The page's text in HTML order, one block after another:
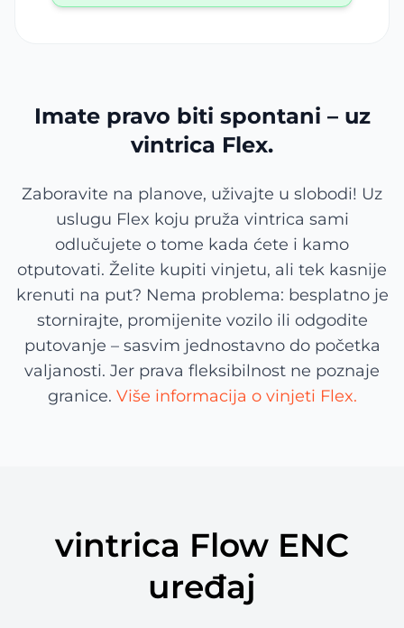
Imate pravo biti spontani – uz
vintrica Flex.
Zaboravite na planove, uživajte u slobodi! Uz
uslugu Flex koju pruža vintrica sami
odlučujete o tome kada ćete i kamo
otputovati. Želite kupiti vinjetu, ali tek kasnije
krenuti na put? Nema problema: besplatno je
stornirajte, promijenite vozilo ili odgodite
putovanje – sasvim jednostavno do početka
valjanosti. Jer prava fleksibilnost ne poznaje
granice. Više informacija o vinjeti Flex.
vintrica Flow ENC
uređaj